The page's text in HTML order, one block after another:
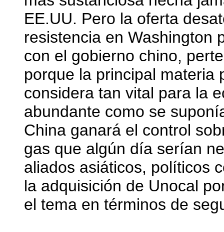
EE.UU. Pero la oferta
resistencia en Washington
con el gobierno chino,
porque la principal materia
considera tan vital para la
abundante como se
China ganará el control
gas que algún día serían
aliados asiáticos, políticos
la adquisición de Unocal
el tema en términos de